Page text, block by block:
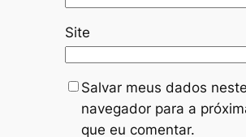
Site
Salvar meus dados neste
navegador para a
que eu comentar.